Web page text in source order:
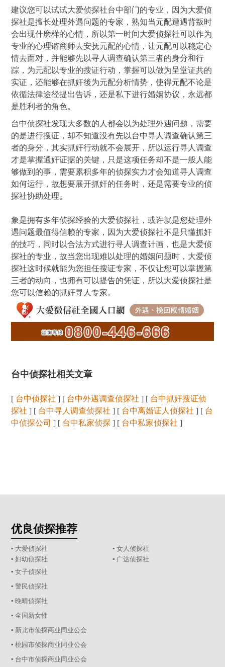
建议您可以试试大爱侦探社台中部门的专业，因为大爱侦
探社是擅长处理外遇问题的专家，熟知当元配遭遇背叛时
会出现什麽样的心情，所以第一时间大爱侦探社可以作为
专业的心理谘商师去安抚元配的心情，让元配可以稳定心
情去面对，并能够先以寻人调查确认第三者的身分和行
踪，为元配以专业的搜证行动，掌握可以做为呈堂证共的
实证，还能够在抓奸後为元配分析情势，使得元配不论是
依循法律途径提出告诉，还是私下进行婚姻协议，永远都
是胜利者的角色。
台中侦探社发现大多数的人都会以为处理外遇问题，需要
的是进行搜证，却不知道没有先以台中寻人调查确认第三
者的身分，其实抓奸行动就不会展开，所以运行寻人调查
才是掌握通奸证据的关键，只是这项任务却不是一般人能
够做到的事，需要累积多年的侦探实力才会知道寻人调查
如何运行，故想要展开抓奸的任务时，还是需要专业的侦
探社协助处理。
象是拥有多年侦探经验的大爱侦探社，或许就是您处理外
遇问题最值得信赖的专家，因为大爱侦探社不是只懂抓奸
的技巧，同时以合法方式进行寻人调查计画，也是大爱侦
探社的专业，故当您出现难以处理的婚姻问题时，大爱侦
探社这时候就能为您担任搜证专家，不仅让您可以掌握第
三者的动向，也拥有可以提告的凭证，所以大爱侦探社是
您可以信赖的抓奸寻人专家。
台中侦探社相关文章
[ 台中侦探社 ] [ 台中外遇调查侦探社 ] [ 台中抓奸搜证侦
探社 ] [ 台中寻人调查侦探社 ] [ 台中离婚证人侦探社 ] [ 台
中侦探公司 ] [ 台中私家侦探 ] [ 台中私家侦探社 ]
优良侦探推荐
▪ 大爱侦探社
▪ 女人侦探社
▪ 妇幼侦探社
▪ 广达侦探社
▪ 女子侦探社
▪ 警民侦探社
▪ 晚晴侦探社
▪ 全国新女性
▪ 新北市侦探商业同业公会
▪ 桃园市侦探商业同业公会
▪ 台中市侦探商业同业公会